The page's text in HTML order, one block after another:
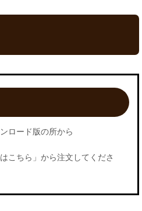
ロード版の所から
こちら」から注文してくださ